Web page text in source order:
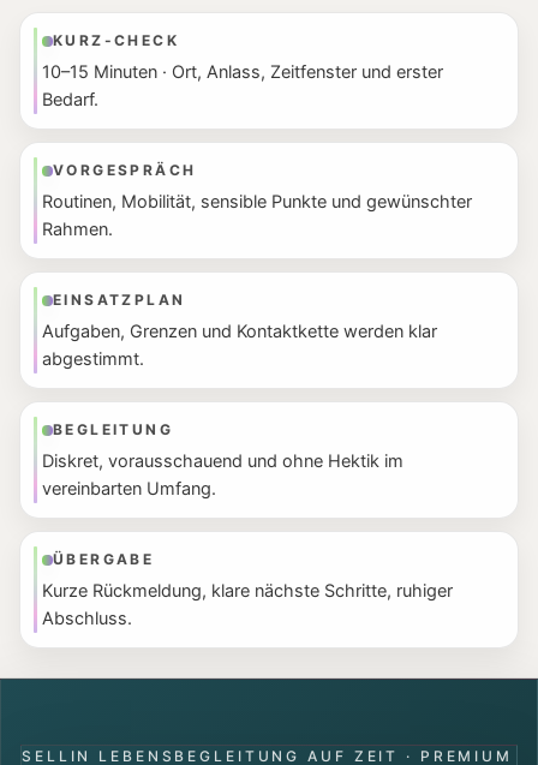
KURZ-CHECK
10–15 Minuten · Ort, Anlass, Zeitfenster und erster
Bedarf.
VORGESPRÄCH
Routinen, Mobilität, sensible Punkte und gewünschter
Rahmen.
EINSATZPLAN
Aufgaben, Grenzen und Kontaktkette werden klar
abgestimmt.
BEGLEITUNG
Diskret, vorausschauend und ohne Hektik im
vereinbarten Umfang.
ÜBERGABE
Kurze Rückmeldung, klare nächste Schritte, ruhiger
Abschluss.
SELLIN LEBENSBEGLEITUNG AUF ZEIT · PREMIUM